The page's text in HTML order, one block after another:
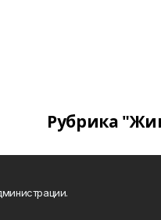
Рубрика